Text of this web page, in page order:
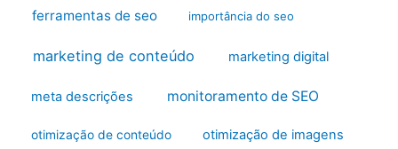
ferramentas de seo importância do seo
marketing de conteúdo marketing digital
meta descrições monitoramento de SEO
otimização de conteúdo otimização de imagens